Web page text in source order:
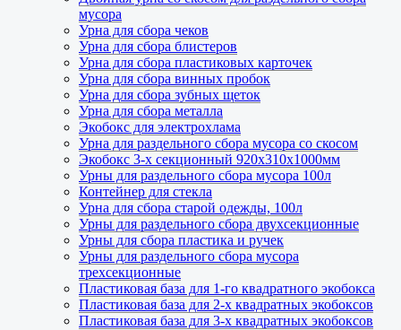
мусора
Урна для сбора чеков
Урна для сбора блистеров
Урна для сбора пластиковых карточек
Урна для сбора винных пробок
Урна для сбора зубных щеток
Урна для сбора металла
Экобокс для электрохлама
Урна для раздельного сбора мусора со скосом
Экобокс 3-х секционный 920х310х1000мм
Урны для раздельного сбора мусора 100л
Контейнер для стекла
Урна для сбора старой одежды, 100л
Урны для раздельного сбора двухсекционные
Урны для сбора пластика и ручек
Урны для раздельного сбора мусора
трехсекционные
Пластиковая база для 1-го квадратного экобокса
Пластиковая база для 2-х квадратных экобоксов
Пластиковая база для 3-х квадратных экобоксов